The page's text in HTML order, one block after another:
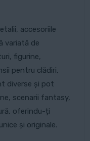
accesoriile
variată de
figurine,
pentru clădiri,
diverse și pot
scenarii fantasy,
oferindu-ți
și originale.